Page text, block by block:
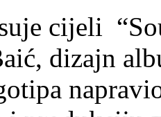
cijeli
dizajn